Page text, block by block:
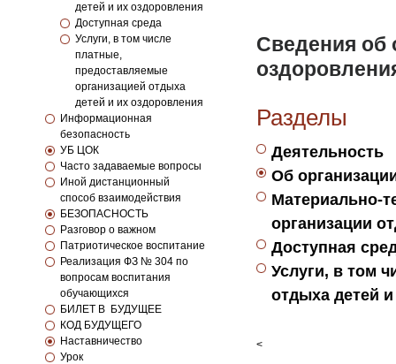
детей и их оздоровления
Доступная среда
Услуги, в том числе
платные,
предоставляемые
организацией отдыха
детей и их оздоровления
Информационная
безопасность
УБ ЦОК
Часто задаваемые вопросы
Иной дистанционный
способ взаимодействия
БЕЗОПАСНОСТЬ
Разговор о важном
Патриотическое воспитание
Реализация ФЗ № 304 по
вопросам воспитания
обучающихся
БИЛЕТ В БУДУЩЕЕ
КОД БУДУЩЕГО
Наставничество
Урок
Сведения об
Разделы
Деятельность
Об
Материально-
организации
Доступная
Услуги, в том
отдыха детей
<